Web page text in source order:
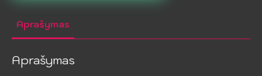
Aprašymas
Aprašymas